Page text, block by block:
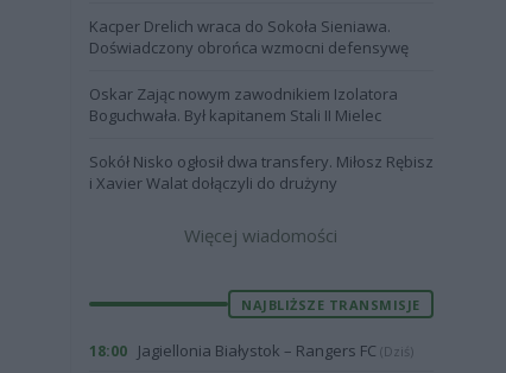
Kacper Drelich wraca do Sokoła Sieniawa.
Doświadczony obrońca wzmocni defensywę
Oskar Zając nowym zawodnikiem Izolatora
Boguchwała. Był kapitanem Stali II Mielec
Sokół Nisko ogłosił dwa transfery. Miłosz Rębisz
i Xavier Walat dołączyli do drużyny
Więcej wiadomości
NAJBLIŻSZE TRANSMISJE
18:00 Jagiellonia Białystok – Rangers FC (Dziś)